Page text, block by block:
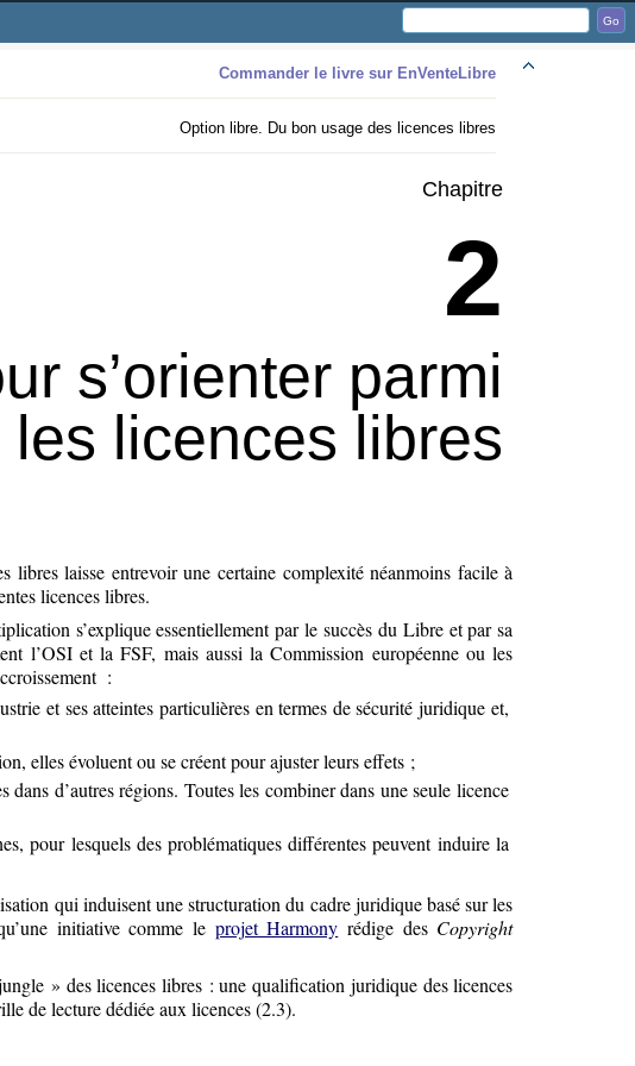
Commander le livre sur EnVenteLibre
Option libre. Du bon usage des licences libres
Chapitre
2
s’orienter parmi
les licences libres
libres laisse entrevoir une certaine complexité néanmoins facile à
licences libres.
s’explique essentiellement par le succès du Libre et par sa
l’OSI et la FSF, mais aussi la Commission européenne ou les
:
et ses atteintes particulières en termes de sécurité juridique et,
elles évoluent ou se créent pour ajuster leurs effets ;
d’autres régions. Toutes les combiner dans une seule licence
pour lesquels des problématiques différentes peuvent induire la
qui induisent une structuration du cadre juridique basé sur les
initiative comme le projet Harmony rédige des Copyright
» des licences libres : une qualification juridique des licences
de lecture dédiée aux licences (2.3).